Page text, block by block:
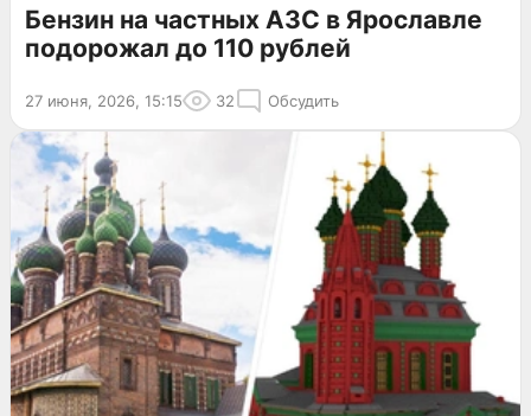
Бензин на частных АЗС в Ярославле
подорожал до 110 рублей
27 июня, 2026, 15:15 32 Обсудить